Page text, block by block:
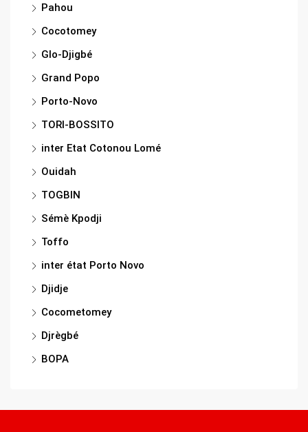
Pahou
Cocotomey
Glo-Djigbé
Grand Popo
Porto-Novo
TORI-BOSSITO
inter Etat Cotonou Lomé
Ouidah
TOGBIN
Sémè Kpodji
Toffo
inter état Porto Novo
Djidje
Cocometomey
Djrègbé
BOPA